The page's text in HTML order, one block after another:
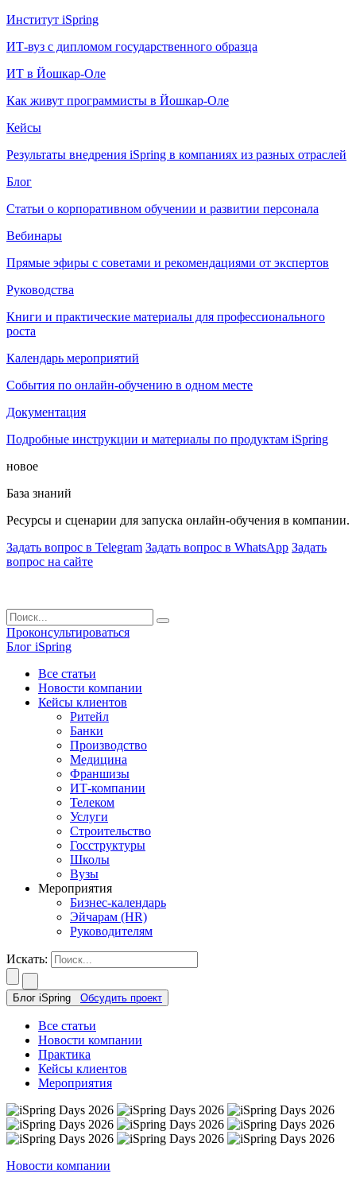
Институт iSpring
ИТ-вуз с дипломом государственного образца
ИТ в Йошкар-Оле
Как живут программисты в Йошкар‑Оле
Кейсы
Результаты внедрения iSpring в компаниях из разных отраслей
Блог
Статьи о корпоративном обучении и развитии персонала
Вебинары
Прямые эфиры с советами и рекомендациями от экспертов
Руководства
Книги и практические материалы для профессионального
роста
Календарь мероприятий
События по онлайн-обучению в одном месте
Документация
Подробные инструкции и материалы по продуктам iSpring
новое
База знаний
Ресурсы и сценарии для запуска онлайн-обучения в компании.
Задать вопрос в Telegram Задать вопрос в WhatsApp Задать
вопрос на сайте
Проконсультироваться
Блог iSpring
Все статьи
Новости компании
Кейсы клиентов
Ритейл
Банки
Производство
Медицина
Франшизы
ИТ-компании
Телеком
Услуги
Строительство
Госструктуры
Школы
Вузы
Мероприятия
Бизнес-календарь
Эйчарам (HR)
Руководителям
Искать:
Блог iSpring Обсудить проект
Все статьи
Новости компании
Практика
Кейсы клиентов
Мероприятия
Новости компании